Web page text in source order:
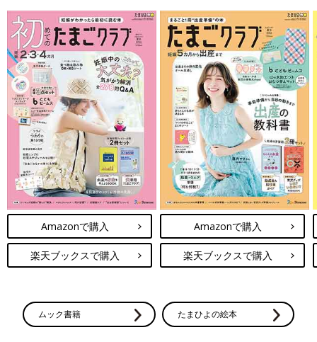
Amazonで購入
楽天ブックスで購入
Amazonで購入
楽天ブックスで購入
ムック書籍 たまひよの絵本